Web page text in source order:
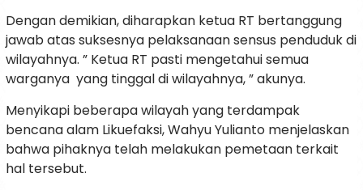
Dengan demikian, diharapkan ketua RT bertanggung
jawab atas suksesnya pelaksanaan sensus penduduk di
wilayahnya. ” Ketua RT pasti mengetahui semua
warganya yang tinggal di wilayahnya, ” akunya.
Menyikapi beberapa wilayah yang terdampak
bencana alam Likuefaksi, Wahyu Yulianto menjelaskan
bahwa pihaknya telah melakukan pemetaan terkait
hal tersebut.